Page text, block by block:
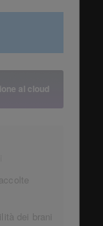
al cloud
dei brani